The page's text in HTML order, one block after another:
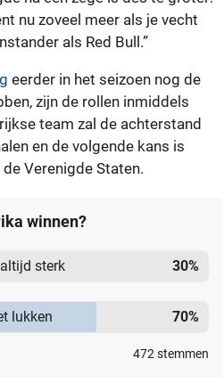
nu zoveel meer als je vecht
als Red Bull.”
eerder in het seizoen nog de
zijn de rollen inmiddels
team zal de achterstand
en de volgende kans is
Verenigde Staten.
winnen?
sterk 30%
lukken 70%
472 stemmen